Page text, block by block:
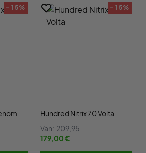
- 15% - 15%
Hundred Nitrix 70 Volta
Van: 209,95
179,00 €